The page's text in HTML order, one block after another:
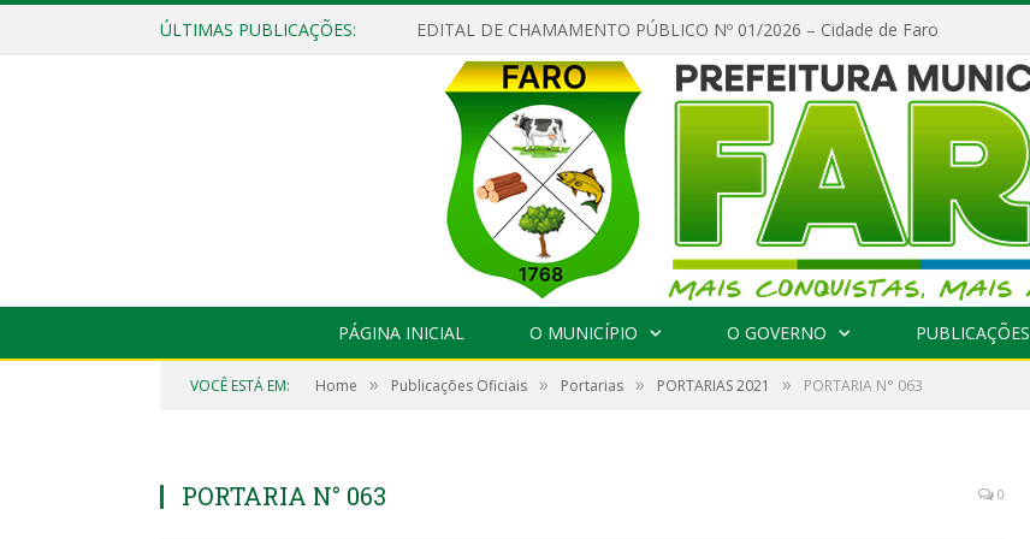
ÚLTIMAS PUBLICAÇÕES: EDITAL DE CHAMAMENTO PÚBLICO Nº 01/2026 – Cidade de Faro
PÁGINA INICIAL O MUNICÍPIO O GOVERNO PUBLICAÇÕES
VOCÊ ESTÁ EM: Home » Publicações Oficiais » Portarias » PORTARIAS 2021 » PORTARIA N° 063
PORTARIA N° 063 0